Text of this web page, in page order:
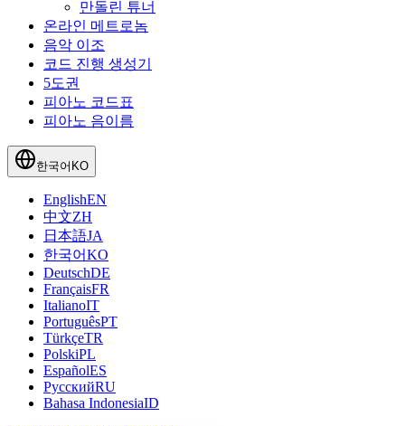
만돌린 튜너
온라인 메트로놈
음악 이조
코드 진행 생성기
5도권
피아노 코드표
피아노 음이름
한국어 KO
EnglishEN
中文ZH
日本語JA
한국어KO
DeutschDE
FrançaisFR
ItalianoIT
PortuguêsPT
TürkçeTR
PolskiPL
EspañolES
РусскийRU
Bahasa IndonesiaID